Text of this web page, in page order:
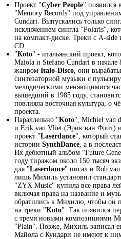
Проект "Cyber People" появился
"Memory Records" под
Cundari. Выпускались только
исключением сингла "Polaris",
на компакт-диске. Треки с A-
CD.
"Кoto" - итальянский проект,
Maiola и Stefano Cundari в
жанром Italo-Disco , они
синтезаторной музыки с
мелодическими меняющимися
вышедший в 1985 году,
повлияла восточная культура, о
проекта.
Параллельно "Koto", Michiel van
и Erik van Vliet (Эрик ван Флит)
проект "Laserdance", который
истории SynthDance , а в
Их дебютный альбом "Future
году тиражом около 150 тысяч
для "Laserdance" писал и Rob
лишь Михиль установил
"ZYX Music" купила все права
включая права на название и
обратились к Михилю, чтобы он
на треки "Koto". Так появился
с тремя новыми композициями
"Plain". Позже, Михиль записал
Майола с Кундари не имеют к